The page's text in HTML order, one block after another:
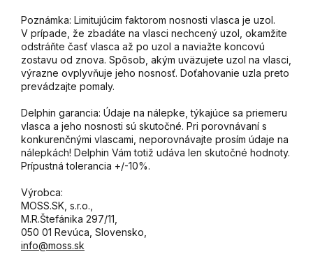
Poznámka: Limitujúcim faktorom nosnosti vlasca je uzol.
V prípade, že zbadáte na vlasci nechcený uzol, okamžite
odstráňte časť vlasca až po uzol a naviažte koncovú
zostavu od znova. Spôsob, akým uväzujete uzol na vlasci,
výrazne ovplyvňuje jeho nosnosť. Doťahovanie uzla preto
prevádzajte pomaly.
Delphin garancia: Údaje na nálepke, týkajúce sa priemeru
vlasca a jeho nosnosti sú skutočné. Pri porovnávaní s
konkurenčnými vlascami, neporovnávajte prosím údaje na
nálepkách! Delphin Vám totiž udáva len skutočné hodnoty.
Prípustná tolerancia +/-10%.
Výrobca:
MOSS.SK, s.r.o.,
M.R.Štefánika 297/11,
050 01 Revúca, Slovensko,
info@moss.sk